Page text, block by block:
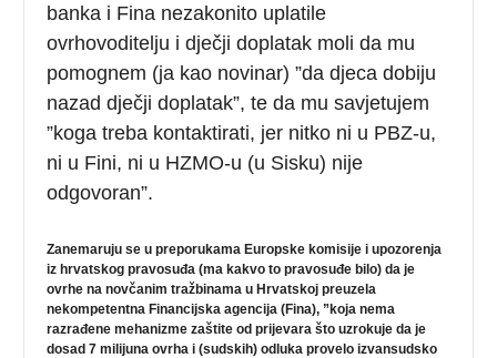
banka i Fina nezakonito uplatile
ovrhovoditelju i dječji doplatak moli da mu
pomognem (ja kao novinar) ”da djeca dobiju
nazad dječji doplatak”, te da mu savjetujem
”koga treba kontaktirati, jer nitko ni u PBZ-u,
ni u Fini, ni u HZMO-u (u Sisku) nije
odgovoran”.
Zanemaruju se u preporukama Europske komisije i upozorenja
iz hrvatskog pravosuđa (ma kakvo to pravosuđe bilo) da je
ovrhe na novčanim tražbinama u Hrvatskoj preuzela
nekompetentna Financijska agencija (Fina), ”koja nema
razrađene mehanizme zaštite od prijevara što uzrokuje da je
dosad 7 milijuna ovrha i (sudskih) odluka provelo izvansudsko